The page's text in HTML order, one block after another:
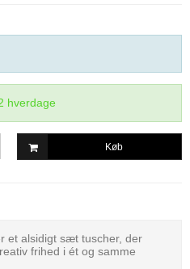
hverdage
Køb
et alsidigt sæt tuscher, der
frihed i ét og samme